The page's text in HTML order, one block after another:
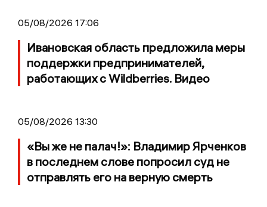
05/08/2026 17:06
Ивановская область предложила меры
поддержки предпринимателей,
работающих с Wildberries. Видео
05/08/2026 13:30
«Вы же не палач!»: Владимир Ярченков
в последнем слове попросил суд не
отправлять его на верную смерть